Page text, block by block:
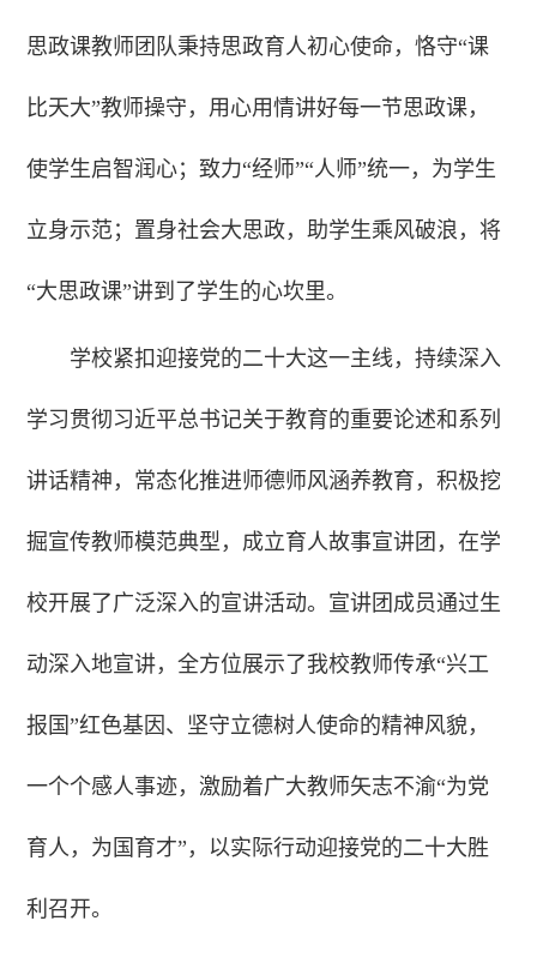
思政课教师团队秉持思政育人初心使命，恪守“课
比天大”教师操守，用心用情讲好每一节思政课，
使学生启智润心；致力“经师”“人师”统一，为学生
立身示范；置身社会大思政，助学生乘风破浪，将
“大思政课”讲到了学生的心坎里。
学校紧扣迎接党的二十大这一主线，持续深入
学习贯彻习近平总书记关于教育的重要论述和系列
讲话精神，常态化推进师德师风涵养教育，积极挖
掘宣传教师模范典型，成立育人故事宣讲团，在学
校开展了广泛深入的宣讲活动。宣讲团成员通过生
动深入地宣讲，全方位展示了我校教师传承“兴工
报国”红色基因、坚守立德树人使命的精神风貌，
一个个感人事迹，激励着广大教师矢志不渝“为党
育人，为国育才”，以实际行动迎接党的二十大胜
利召开。